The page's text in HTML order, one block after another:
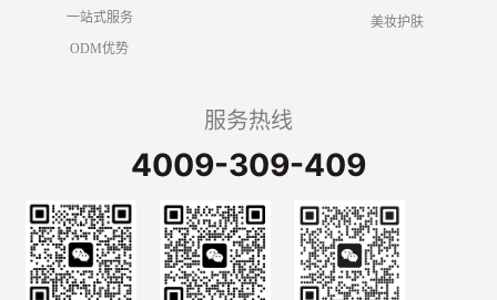
一站式服务
ODM优势
美妆护肤
服务热线
4009-309-409